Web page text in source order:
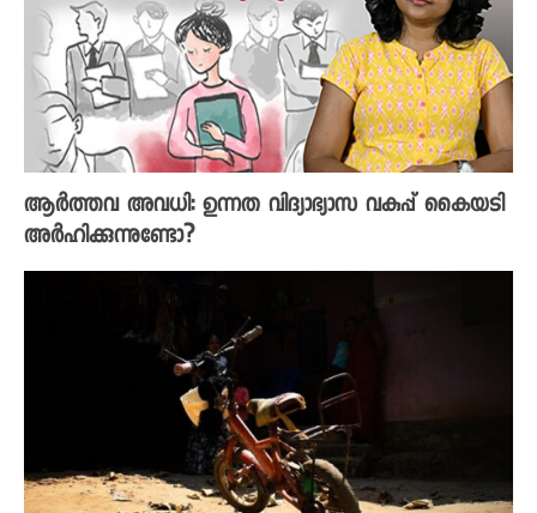
ആർത്തവ അവധി: ഉന്നത വിദ്യാഭ്യാസ വകുപ്പ് കൈയടി
അർഹിക്കുന്നുണ്ടോ?